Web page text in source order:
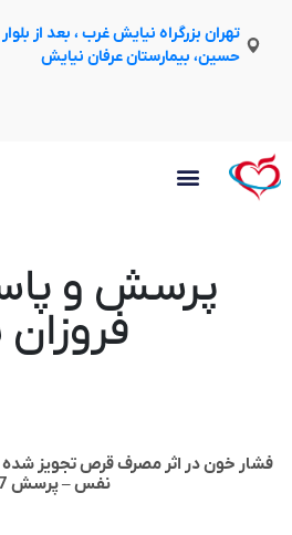
تهران بزرگراه نیایش غرب ، بعد از بلوار
حسین، بیمارستان عرفان نیایش
پرسش و
فروزان نیا
خون در اثر مصرف قرص تجویز شده به
نفس – پرسش 187